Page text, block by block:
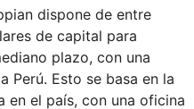
dispone de entre
de capital para
plazo, con una
Perú. Esto se basa en la
en el país, con una oficina